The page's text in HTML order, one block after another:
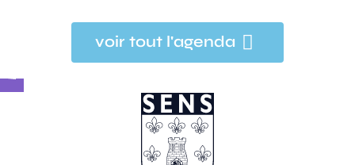
voir tout l'agenda